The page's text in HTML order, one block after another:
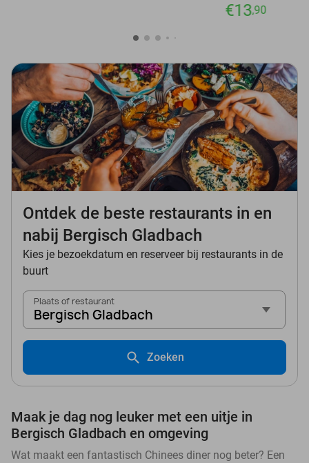
€13,90
Ontdek de beste restaurants in en
nabij Bergisch Gladbach
Kies je bezoekdatum en reserveer bij restaurants in de
buurt
Plaats of restaurant
Bergisch Gladbach
Zoeken
Maak je dag nog leuker met een uitje in
Bergisch Gladbach en omgeving
Wat maakt een fantastisch Chinees diner nog beter? Een